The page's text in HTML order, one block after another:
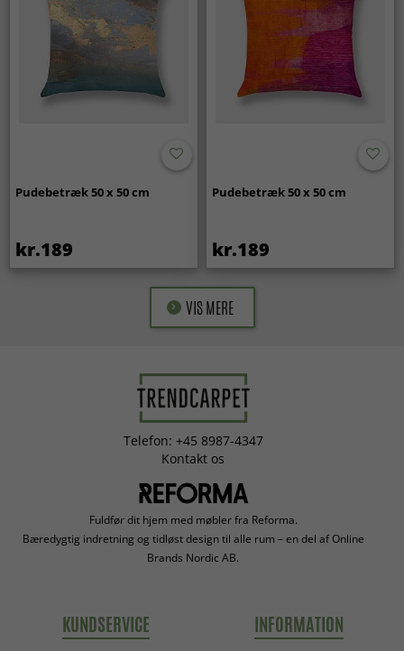
Pudebetræk 50 x 50 cm
kr.189
Pudebetræk 50 x 50 cm
kr.189
VIS MERE
Telefon: +45 8987-4347
Kontakt os
Fuldfør dit hjem med møbler fra Reforma.
Bæredygtig indretning og tidløst design til alle rum – en del af Online
Brands Nordic AB.
KUNDSERVICE INFORMATION